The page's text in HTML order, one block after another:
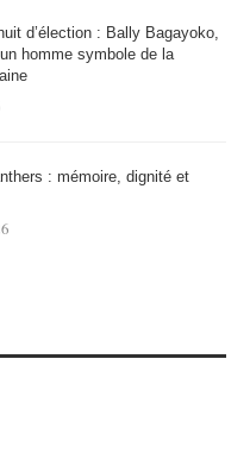
d’élection : Bally Bagayoko,
homme symbole de la
: mémoire, dignité et